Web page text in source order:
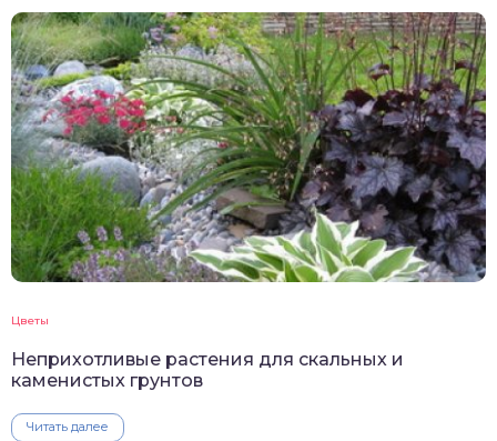
Цветы
Неприхотливые растения для скальных и
каменистых грунтов
Читать далее